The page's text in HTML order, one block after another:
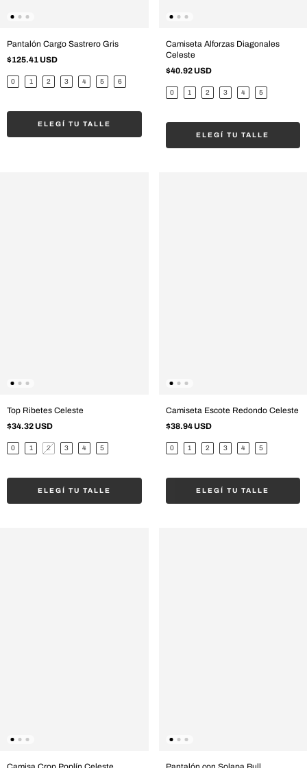
Pantalón Cargo Sastrero Gris
$125.41 USD
0 1 2 3 4 5 6
ELEGÍ TU TALLE
Camiseta Alforzas Diagonales
Celeste
$40.92 USD
0 1 2 3 4 5
ELEGÍ TU TALLE
Top Ribetes Celeste
$34.32 USD
0 1 2 3 4 5
ELEGÍ TU TALLE
Camiseta Escote Redondo Celeste
$38.94 USD
0 1 2 3 4 5
ELEGÍ TU TALLE